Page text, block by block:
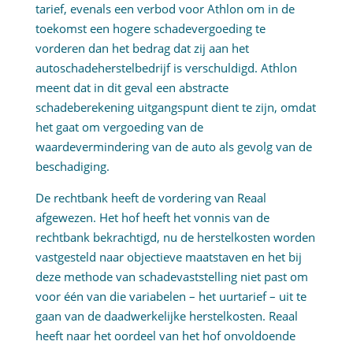
tarief, evenals een verbod voor Athlon om in de
toekomst een hogere schadevergoeding te
vorderen dan het bedrag dat zij aan het
autoschadeherstelbedrijf is verschuldigd. Athlon
meent dat in dit geval een abstracte
schadeberekening uitgangspunt dient te zijn, omdat
het gaat om vergoeding van de
waardevermindering van de auto als gevolg van de
beschadiging.
De rechtbank heeft de vordering van Reaal
afgewezen. Het hof heeft het vonnis van de
rechtbank bekrachtigd, nu de herstelkosten worden
vastgesteld naar objectieve maatstaven en het bij
deze methode van schadevaststelling niet past om
voor één van die variabelen – het uurtarief – uit te
gaan van de daadwerkelijke herstelkosten. Reaal
heeft naar het oordeel van het hof onvoldoende